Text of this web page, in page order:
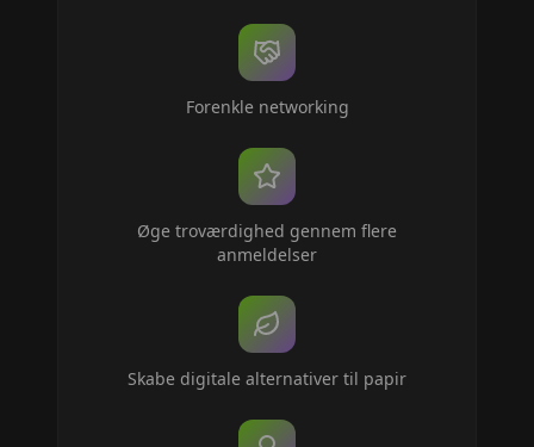
Forenkle networking
Øge troværdighed gennem flere
anmeldelser
Skabe digitale alternativer til papir